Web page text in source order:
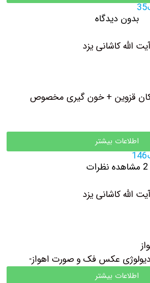
بدون دیدگاه
الله کاشانی یزد
قزوین + خون گیری مخصوص
اطلاعات بیشتر
2 مشاهده نظرات
الله کاشانی یزد
اطلاعات بیشتر